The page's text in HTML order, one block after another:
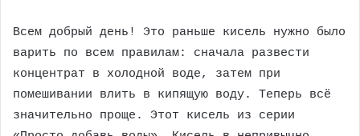
Всем добрый день! Это раньше кисель нужно было
варить по всем правилам: сначала развести
концентрат в холодной воде, затем при
помешивании влить в кипящую воду. Теперь всё
значительно проще. Этот кисель из серии